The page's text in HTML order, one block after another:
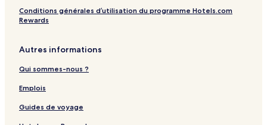
Conditions générales d’utilisation du programme Hotels.com
Rewards
Autres informations
Qui sommes-nous ?
Emplois
Guides de voyage